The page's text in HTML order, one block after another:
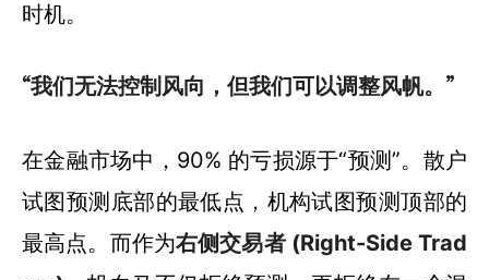
时机。
“我们无法控制风向，但我们可以调整风帆。”
在金融市场中，90% 的亏损源于“预测”。散户
试图预测底部的最低点，机构试图预测顶部的
最高点。而作为右侧交易者 (Right-Side Trad